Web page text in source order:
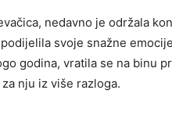
nedavno je održala
svoje snažne
godina, vratila se na binu
nju iz više razloga.